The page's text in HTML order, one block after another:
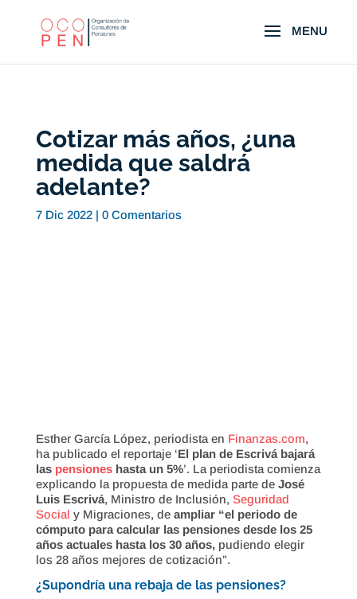
Cotizar más años, ¿una
medida que saldrá
adelante?
7 Dic 2022| 0 Comentarios
Esther García López, periodista en Finanzas.com,
ha publicado el reportaje ‘El plan de Escrivá bajará
las pensioneshasta un 5%’. La periodista comienza
explicando la propuesta de medida parte de José
Luis Escrivá, Ministro de Inclusión, Seguridad
Social y Migraciones, de ampliar “el periodo de
cómputo para calcular las pensiones desde los 25
años actuales hasta los 30 años,pudiendo elegir
los 28 años mejores de cotización”.
¿Supondría una rebaja de las pensiones?